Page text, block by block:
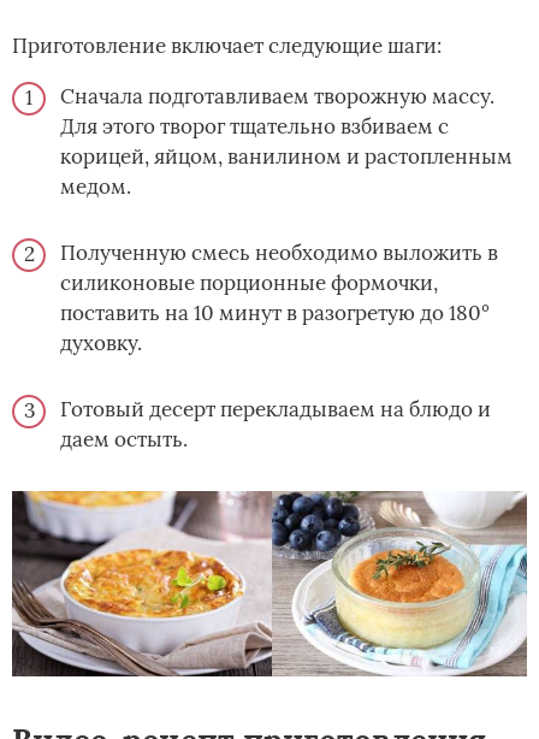
Приготовление включает следующие шаги:
Сначала подготавливаем творожную массу.
Для этого творог тщательно взбиваем с
корицей, яйцом, ванилином и растопленным
медом.
Полученную смесь необходимо выложить в
силиконовые порционные формочки,
поставить на 10 минут в разогретую до 180°
духовку.
Готовый десерт перекладываем на блюдо и
даем остыть.